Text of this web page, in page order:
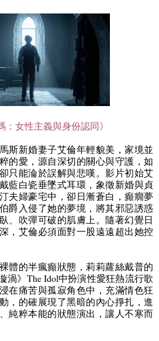
：女性主義與身份認同〉
斯新婚妻子艾倫年輕貌美，家境並
的愛，源自深切的關心與守護，如
只能淪於誤解與悲嘆。影片初始艾
藍白瓷垂墜式耳環，象徵新婚與貞
夫婦豪宅中，卻日漸蒼白，癲癇夢
爵入侵了她的夢境，將其邪惡誘惑
、吹彈可破的肌膚上。隨著幻覺日
，艾倫必須面對一股遠遠超出她控
體的半瘋癲狀態，莉莉蘿絲戴普的
渦》 The Idol中扮演性愛狂熱流行歌
在痛苦與孤寂角色中，充滿情色狂
，的確展現了黑暗的內心掙扎，進
純粹本能的狀態演出，讓人不寒而